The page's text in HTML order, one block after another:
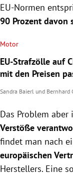
EU-Normen
90 Prozent davon
Motor
EU-Strafzölle auf
mit den Preisen
Sandra Baierl und Bernhard
Das Problem
Verstöße
findet man nach
europäischen
Herstellers. Eine